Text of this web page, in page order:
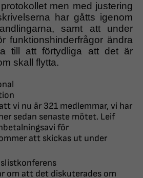
men med justering
har gåtts igenom
samt att under
funktionshinderfrågor ändra
till att förtydliga att det är
skall flytta.
vi nu är 321 medlemmar, vi har
sedan senaste mötet. Leif
för
att skickas ut under
om att det diskuterades om